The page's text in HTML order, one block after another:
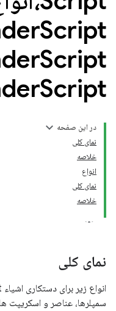
Script
در این صفحه
نمای کلی
خلاصه
انواع
نمای کلی
خلاصه
نمای کلی
سمپلرها، عناصر و اسکریپت